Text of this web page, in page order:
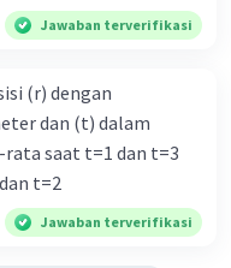
Jawaban terverifikasi
(r) dengan
dan (t) dalam
saat t=1 dan t=3
t=2
Jawaban terverifikasi